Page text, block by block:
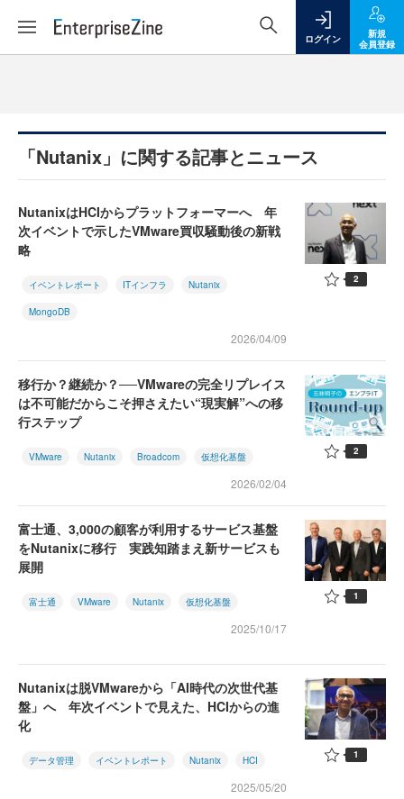
ログイン
新規
会員登録
「Nutanix」に関する記事とニュース
NutanixはHCIからプラットフォーマーへ 年
次イベントで示したVMware買収騒動後の新戦
略
イベントレポート ITインフラ Nutanix
MongoDB
2026/04/09
2
移行か？継続か？──VMwareの完全リプレイス
は不可能だからこそ押さえたい“現実解”への移
行ステップ
VMware Nutanix Broadcom 仮想化基盤
2026/02/04
2
富士通、3,000の顧客が利用するサービス基盤
をNutanixに移行 実践知踏まえ新サービスも
展開
富士通 VMware Nutanix 仮想化基盤
2025/10/17
1
Nutanixは脱VMwareから「AI時代の次世代基
盤」へ 年次イベントで見えた、HCIからの進
化
データ管理 イベントレポート Nutanix HCI
2025/05/20
1